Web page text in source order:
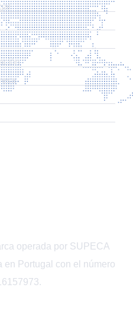
operada por SUPECA
en Portugal con el número